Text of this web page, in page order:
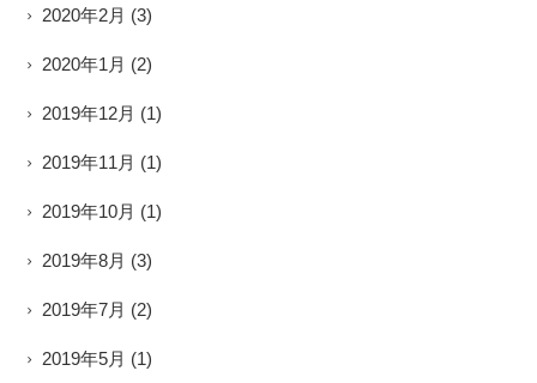
2020年2月 (3)
2020年1月 (2)
2019年12月 (1)
2019年11月 (1)
2019年10月 (1)
2019年8月 (3)
2019年7月 (2)
2019年5月 (1)